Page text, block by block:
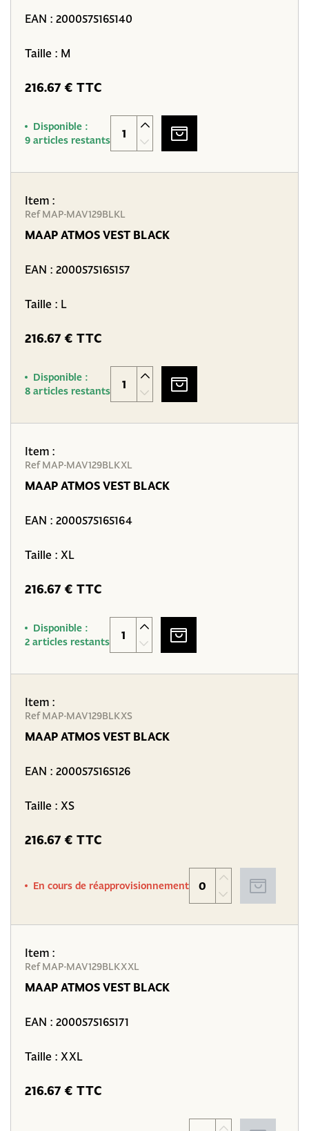
EAN : 2000575165140
Taille : M
216.67 € TTC
Disponible :
9 articles restants
Item :
Ref MAP-MAV129BLKL
MAAP ATMOS VEST BLACK
EAN : 2000575165157
Taille : L
216.67 € TTC
Disponible :
8 articles restants
Item :
Ref MAP-MAV129BLKXL
MAAP ATMOS VEST BLACK
EAN : 2000575165164
Taille : XL
216.67 € TTC
Disponible :
2 articles restants
Item :
Ref MAP-MAV129BLKXS
MAAP ATMOS VEST BLACK
EAN : 2000575165126
Taille : XS
216.67 € TTC
En cours de réapprovisionnement
Item :
Ref MAP-MAV129BLKXXL
MAAP ATMOS VEST BLACK
EAN : 2000575165171
Taille : XXL
216.67 € TTC